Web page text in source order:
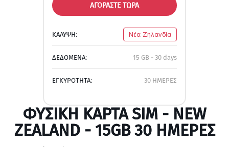
ΑΓΟΡΑΣΤΕ ΤΩΡΑ
ΚΑΛΥΨΗ: Νέα Ζηλανδία
ΔΕΔΟΜΕΝΑ: 15 GB - 30 days
ΕΓΚΥΡΟΤΗΤΑ: 30 ΗΜΕΡΕΣ
ΦΥΣΙΚΉ ΚΆΡΤΑ SIM - NEW
ZEALAND - 15GB 30 ΗΜΕΡΕΣ